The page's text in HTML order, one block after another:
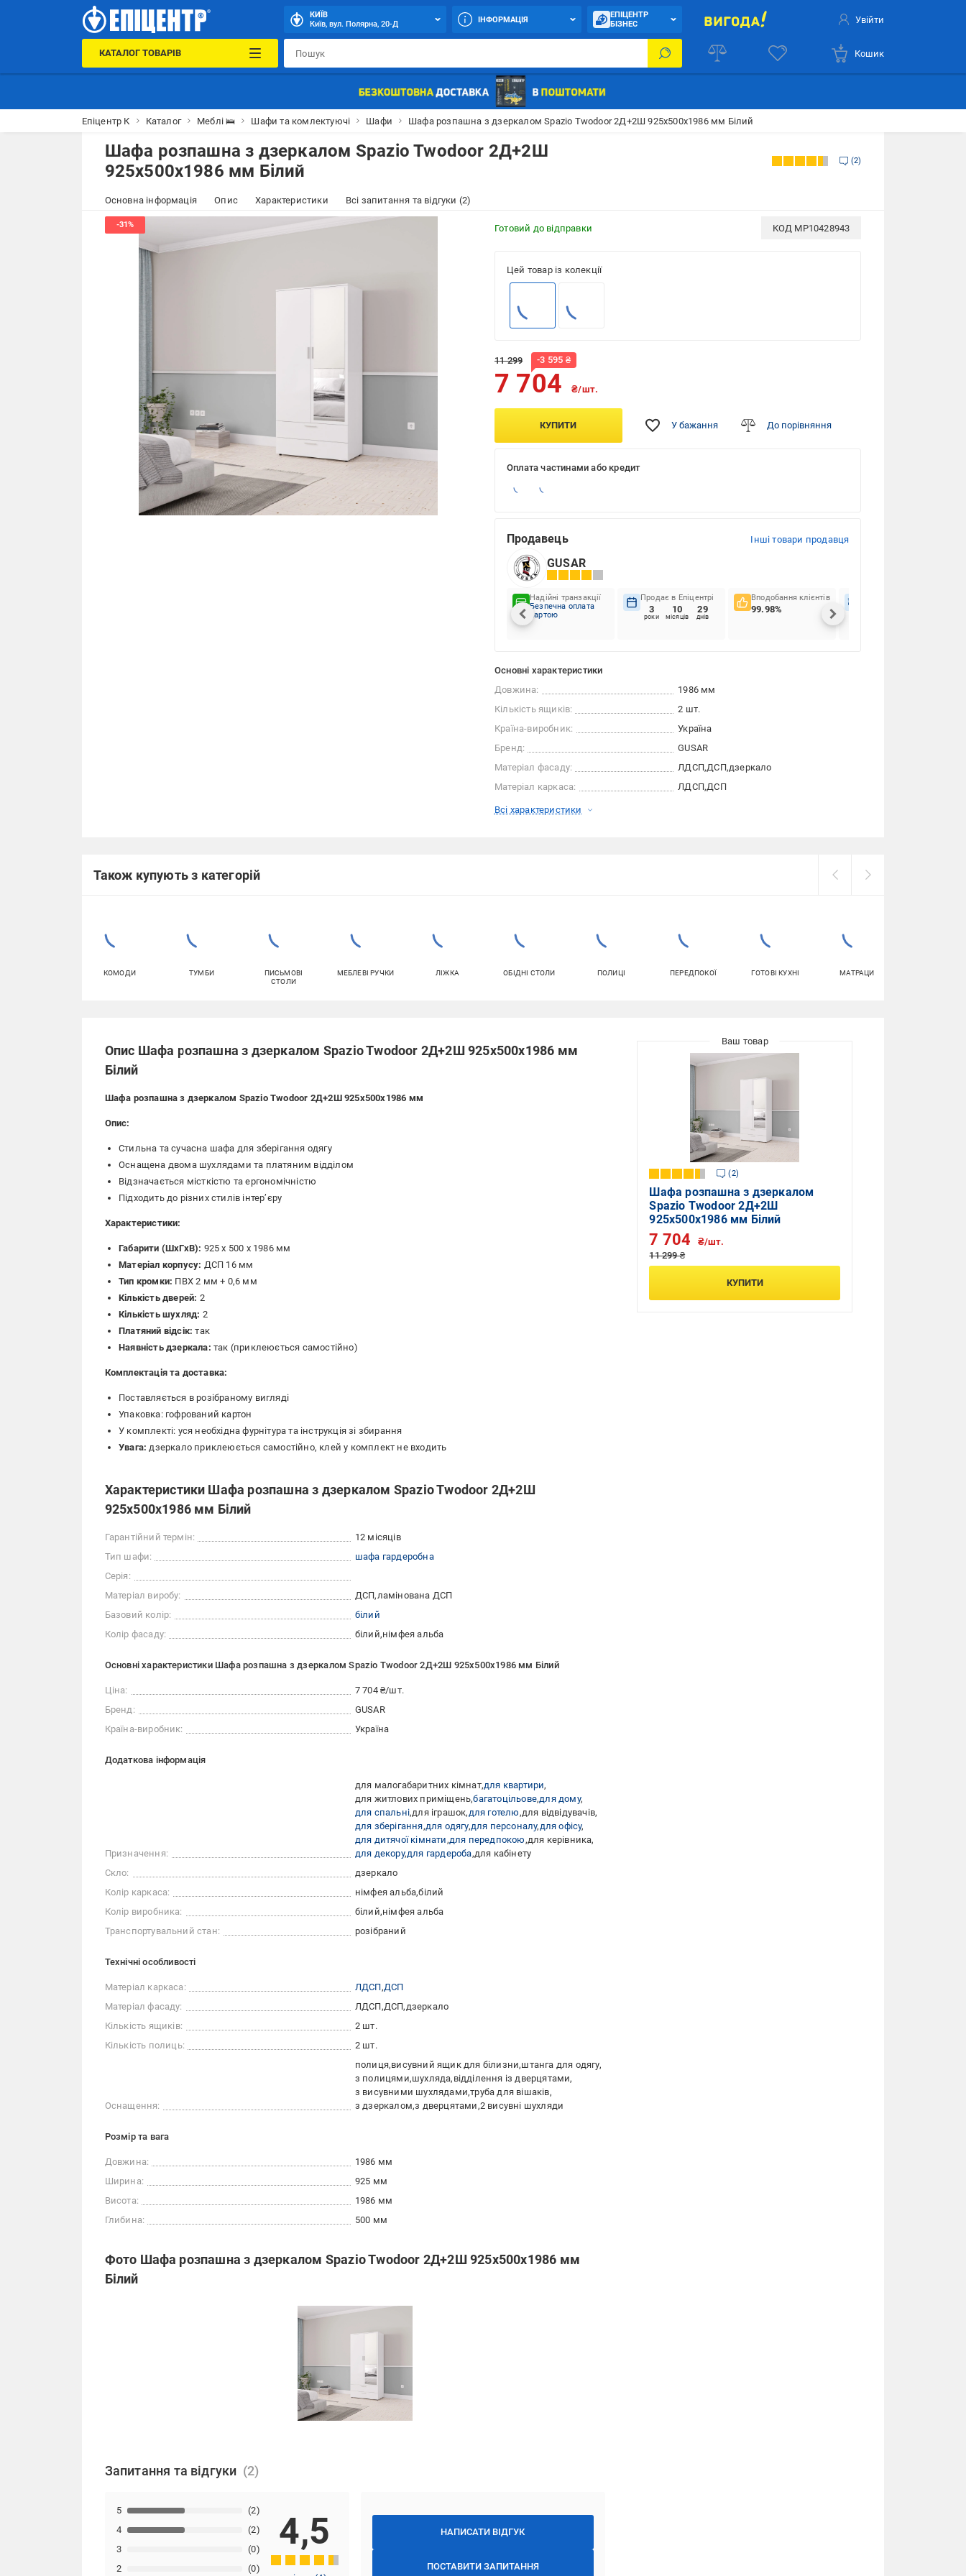
КИЇВ
Київ, вул. Полярна, 20-Д
ІНФОРМАЦІЯ
ЕПІЦЕНТР
БІЗНЕС
Увійти
КАТАЛОГ ТОВАРІВ Кошик
Епіцентр К Каталог Меблі 🛌 Шафи та комлектуючі Шафи Шафа розпашна з дзеркалом Spazio Twodoor 2Д+2Ш 925х500х1986 мм Білий
Шафа розпашна з дзеркалом Spazio Twodoor 2Д+2Ш
925х500х1986 мм Білий
2
Основна інформація Опис Характеристики Всі запитання та відгуки (2)
Готовий до відправки КОД MP10428943
Цей товар із колекції
11 299 -3 595 ₴
7 704 ₴/шт.
КУПИТИ У бажання До порівняння
Оплата частинами або кредит
Продавець Інші товари продавця
GUSAR
Надійні транзакції
Безпечна оплата
картою
Продає в Епіцентрі
3
роки
10
місяців
29
днів
Вподобання клієнтів
99.98%
Основні характеристики
Довжина:
1986 мм
Кількість ящиків:
2 шт.
Країна-виробник:
Україна
Бренд:
GUSAR
Матеріал фасаду:
ЛДСП ДСП дзеркало
Матеріал каркаса:
ЛДСП ДСП
Всі характеристики
Також купують з категорій
КОМОДИ ТУМБИ
ПИСЬМОВІ
СТОЛИ
МЕБЛЕВІ РУЧКИ ЛІЖКА ОБІДНІ СТОЛИ ПОЛИЦІ ПЕРЕДПОКОЇ ГОТОВІ КУХНІ МАТРАЦИ
Опис Шафа розпашна з дзеркалом Spazio Twodoor 2Д+2Ш 925х500х1986 мм
Білий
Шафа розпашна з дзеркалом Spazio Twodoor 2Д+2Ш 925х500х1986 мм
Опис:
Стильна та сучасна шафа для зберігання одягу
Оснащена двома шухлядами та платяним відділом
Відзначається місткістю та ергономічністю
Підходить до різних стилів інтер’єру
Характеристики:
Габарити (ШхГхВ): 925 x 500 x 1986 мм
Матеріал корпусу: ДСП 16 мм
Тип кромки: ПВХ 2 мм + 0,6 мм
Кількість дверей: 2
Кількість шухляд: 2
Платяний відсік: так
Наявність дзеркала: так (приклеюється самостійно)
Комплектація та доставка:
Поставляється в розібраному вигляді
Упаковка: гофрований картон
У комплекті: уся необхідна фурнітура та інструкція зі збирання
Увага: дзеркало приклеюється самостійно, клей у комплект не входить
Характеристики Шафа розпашна з дзеркалом Spazio Twodoor 2Д+2Ш
925х500х1986 мм Білий
Гарантійний термін:
12 місяців
Тип шафи:
шафа гардеробна
Серія:
Матеріал виробу:
ДСП ламінована ДСП
Базовий колір:
білий
Колір фасаду:
білий німфея альба
Основні характеристики Шафа розпашна з дзеркалом Spazio Twodoor 2Д+2Ш 925х500х1986 мм Білий
Ціна:
7 704 ₴/шт.
Бренд:
GUSAR
Країна-виробник:
Україна
Додаткова інформація
Призначення:
для малогабаритних кімнат для квартири
для житлових приміщень багатоцільове для дому
для спальні для іграшок для готелю для відвідувачів
для зберігання для одягу для персоналу для офісу
для дитячої кімнати для передпокою для керівника
для декору для гардероба для кабінету
Скло:
дзеркало
Колір каркаса:
німфея альба білий
Колір виробника:
білий німфея альба
Транспортувальний стан:
розібраний
Технічні особливості
Матеріал каркаса: ЛДСП ДСП
Матеріал фасаду:
ЛДСП ДСП дзеркало
Кількість ящиків:
2 шт.
Кількість полиць:
2 шт.
Оснащення:
полиця висувний ящик для білизни штанга для одягу
з полицями шухляда відділення із дверцятами
з висувними шухлядами труба для вішаків
з дзеркалом з дверцятами 2 висувні шухляди
Розмір та вага
Довжина:
1986 мм
Ширина:
925 мм
Висота:
1986 мм
Глибина:
500 мм
Фото Шафа розпашна з дзеркалом Spazio Twodoor 2Д+2Ш 925х500х1986 мм
Білий
Запитання та відгуки
НАПИСАТИ ВІДГУК
ПОСТАВИТИ ЗАПИТАННЯ
2 (0)
3 (0)
4 (2)
5 (2)
4,5
2
Шафа розпашна з дзеркалом
Spazio Twodoor 2Д+2Ш
925х500х1986 мм Білий
11 299 ₴
7 704 ₴/шт.
КУПИТИ